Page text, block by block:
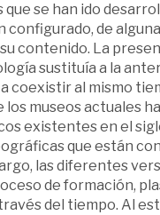
se han ido
de
contenido. La
sustituía a la
coexistir al mismo
museos actuales
existentes en el
que están
las diferentes
de formación,
del tiempo. Al